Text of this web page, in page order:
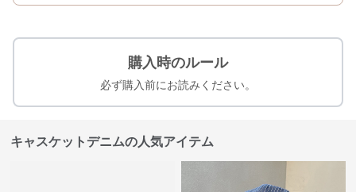
購入時のルール
必ず購入前にお読みください。
キャスケットデニムの人気アイテム